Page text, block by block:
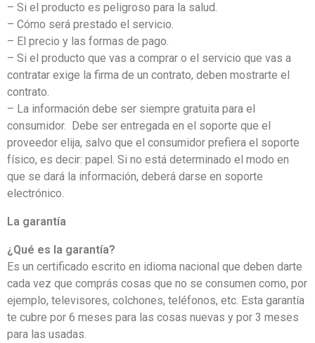
– Si el producto es peligroso para la salud.
– Cómo será prestado el servicio.
– El precio y las formas de pago.
– Si el producto que vas a comprar o el servicio que vas a
contratar exige la firma de un contrato, deben mostrarte el
contrato.
– La información debe ser siempre gratuita para el
consumidor. Debe ser entregada en el soporte que el
proveedor elija, salvo que el consumidor prefiera el soporte
físico, es decir: papel. Si no está determinado el modo en
que se dará la información, deberá darse en soporte
electrónico.
La garantía
¿Qué es la garantía?
Es un certificado escrito en idioma nacional que deben darte
cada vez que comprás cosas que no se consumen como, por
ejemplo, televisores, colchones, teléfonos, etc. Esta garantía
te cubre por 6 meses para las cosas nuevas y por 3 meses
para las usadas.